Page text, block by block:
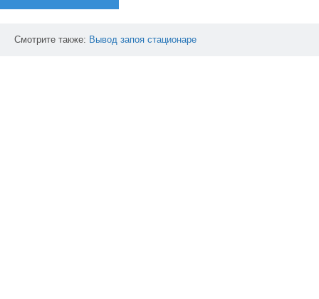
Смотрите также: Вывод запоя стационаре